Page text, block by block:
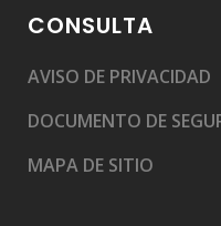
CONSULTA
AVISO DE PRIVACIDAD
DOCUMENTO DE
MAPA DE SITIO